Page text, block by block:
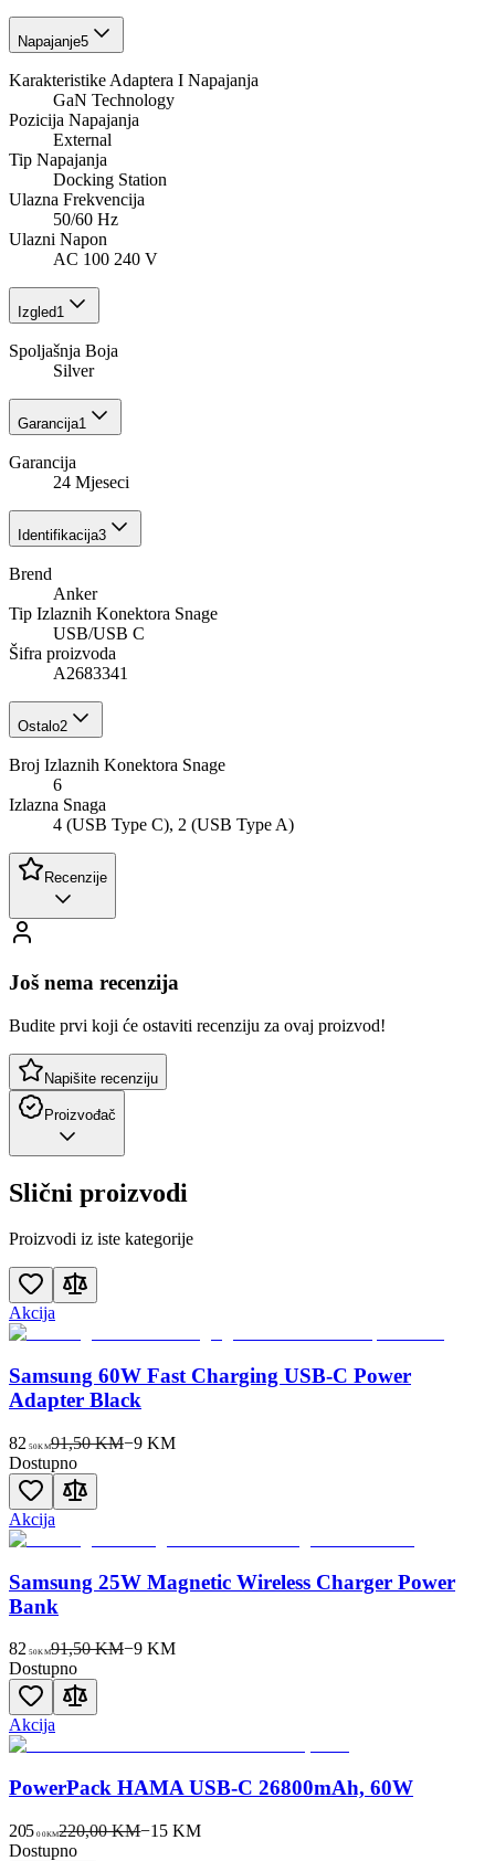
Napajanje5
Karakteristike Adaptera I Napajanja
GaN Technology
Pozicija Napajanja
External
Tip Napajanja
Docking Station
Ulazna Frekvencija
50/60 Hz
Ulazni Napon
AC 100 240 V
Izgled1
Spoljašnja Boja
Silver
Garancija1
Garancija
24 Mjeseci
Identifikacija3
Brend
Anker
Tip Izlaznih Konektora Snage
USB/USB C
Šifra proizvoda
A2683341
Ostalo2
Broj Izlaznih Konektora Snage
6
Izlazna Snaga
4 (USB Type C), 2 (USB Type A)
Recenzije
Još nema recenzija
Budite prvi koji će ostaviti recenziju za ovaj proizvod!
Napišite recenziju
Proizvođač
Slični proizvodi
Proizvodi iz iste kategorije
Akcija
Samsung 60W Fast Charging USB-C Power
Adapter Black
82 50KM91,50 KM−9KM
Dostupno
Akcija
Samsung 25W Magnetic Wireless Charger Power
Bank
82 50KM91,50 KM−9KM
Dostupno
Akcija
PowerPack HAMA USB-C 26800mAh, 60W
205 00KM220,00 KM−15 KM
Dostupno